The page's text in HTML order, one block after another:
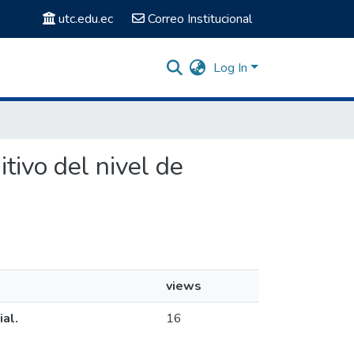
utc.edu.ec Correo Institucional
Log In
del nivel de
views
16